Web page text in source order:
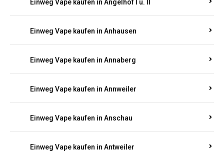
Einweg Vape kaufen in Angelhof I u. II
Einweg Vape kaufen in Anhausen
Einweg Vape kaufen in Annaberg
Einweg Vape kaufen in Annweiler
Einweg Vape kaufen in Anschau
Einweg Vape kaufen in Antweiler